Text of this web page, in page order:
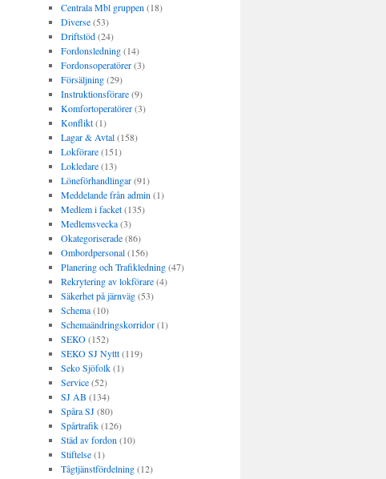
Centrala Mbl gruppen (18)
Diverse(53)
Driftstöd(24)
Fordonsledning(14)
Fordonsoperatörer(3)
Försäljning(29)
Instruktionsförare(9)
Komfortoperatörer(3)
Konflikt(1)
Lagar & Avtal(158)
Lokförare(151)
Lokledare(13)
Löneförhandlingar(91)
Meddelande från admin (1)
Medlem i facket(135)
Medlemsvecka(3)
Okategoriserade(86)
Ombordpersonal(156)
Planering och Trafikledning(47)
Rekrytering av lokförare(4)
Säkerhet på järnväg(53)
Schema(10)
Schemaändringskorridor(1)
SEKO(152)
SEKO SJ Nyttt(119)
Seko Sjöfolk(1)
Service(52)
SJ AB (134)
Spåra SJ(80)
Spårtrafik(126)
Städ av fordon (10)
Stiftelse(1)
Tågtjänstfördelning(12)